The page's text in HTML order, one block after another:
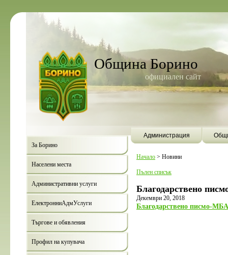
Община Борино
официален сайт
Администрация
За Борино
Населени места
Административни услуги
ЕлектронниАдмУслуги
Търгове и обявления
Профил на купувача
Начало > Новини
Пълен списък
Благодарствено
Декември 20, 2018
Благодарствено писмо-